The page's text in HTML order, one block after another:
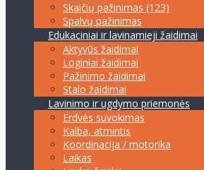
Skaičių pažinimas (123)
Spalvų pažinimas
Edukaciniai ir lavinamieji žaidimai
Aktyvūs žaidimai
Loginiai žaidimai
Pažinimo žaidimai
Stalo žaidimai
Lavinimo ir ugdymo priemonės
Erdvės suvokimas
Kalba, atmintis
Koordinacija / motorika
Laikas